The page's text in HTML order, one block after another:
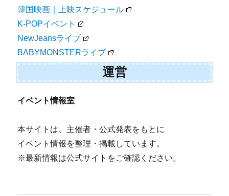
韓国映画｜上映スケジュール
K-POPイベント
NewJeansライブ
BABYMONSTERライブ
運営
イベント情報室
本サイトは、主催者・公式発表をもとに
イベント情報を整理・掲載しています。
※最新情報は公式サイトをご確認ください。